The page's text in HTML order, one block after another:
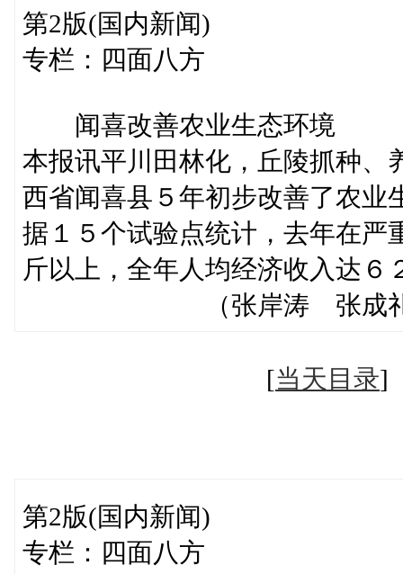
第2版(国内新闻)
专栏：四面八方
闻喜改善农业生态环境
本报讯平川田林化，丘陵抓种
西省闻喜县５年初步改善了农业
据１５个试验点统计，去年在严
斤以上，全年人均经济收入达６
（张岸涛 张成礼
[当天目录
第2版(国内新闻)
专栏：四面八方